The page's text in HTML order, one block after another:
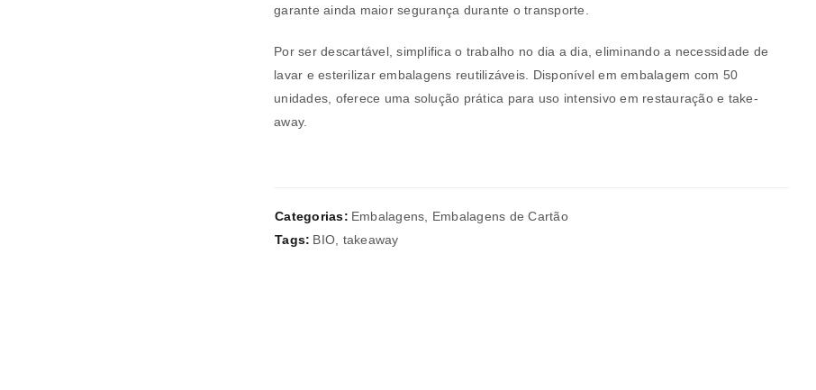
REGISTAR NOVA CONTA
garante ainda maior segurança durante o transporte.
Por ser descartável, simplifica o trabalho no dia a dia, eliminando a necessidade de
lavar e esterilizar embalagens reutilizáveis. Disponível em embalagem com 50
unidades, oferece uma solução prática para uso intensivo em restauração e take-
away.
Categorias: Embalagens
Embalagens de Cartão
Tags: BIO takeaway